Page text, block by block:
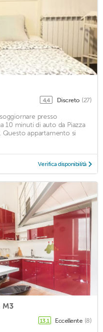
4,4 Discreto (27)
presso
10 minuti di auto da Piazza
appartamento si
Verifica disponibilità
M3
13,1 Eccellente (8)